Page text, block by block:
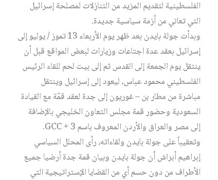
الفلسطينية لتقديم المزيد من التنازلات لمصلحة إسرائيل
التي تعاني من أزمة سياسية جديدة.
وبدأت جولة بايدن بعد ظهر يوم الأربعاء 13 تموز / يوليو إلى
إسرائيل بعقد عدة اجتاعات وزيارات لبعض المواقع قبل أن
ينتقل يوم الجمعة إلى القدس ثم إلى بيت لحم للقاء الرئيس
الفلسطيني محمود عباس، ليعود إلى إسرائيل وينتقل
مباشرة من مطار بن – غوريون إلى جدة لعقد قمّة مع القيادة
السعودية وحضور قمة مجلس التعاون الخليجي بالإضافة
إلى مصر والعراق والأردن المعروف باسم GCC + 3.
وتعقيباً على جولة بايدن ولقاءاته، رأى المحلل السياسي
إبراهيم أبراش أن جولة بايدن وبيان قمة جدة أرضيا جميع
الأطراف من دون حسم أي من القضايا الإستراتيجية التي